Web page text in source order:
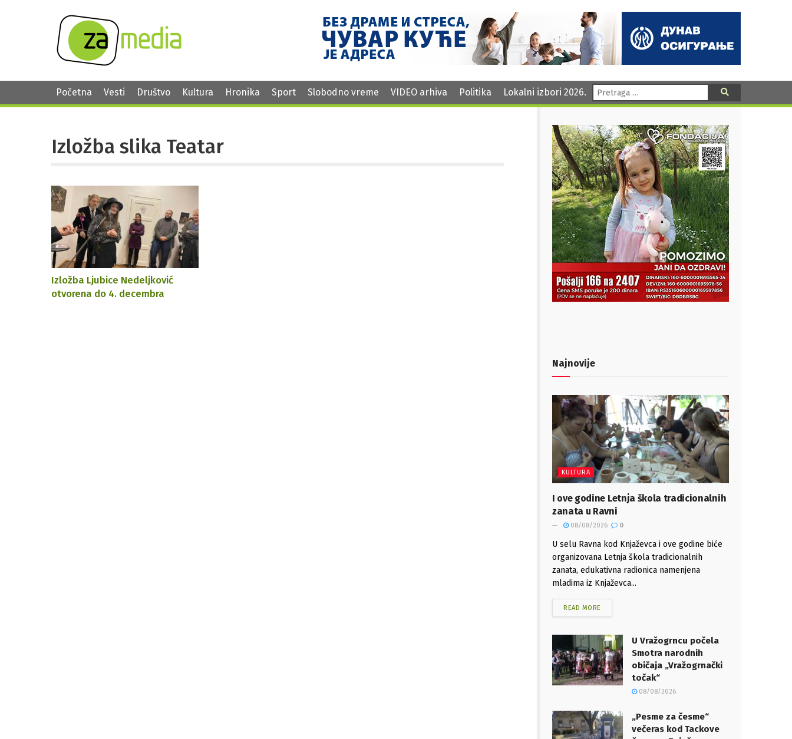
Početna Vesti Društvo Kultura Hronika Sport Slobodno vreme VIDEO arhiva Politika Lokalni izbori 2026. Pretraga:
Izložba slika Teatar
Izložba Ljubice Nedeljković
otvorena do 4. decembra
Najnovije
KULTURA
I ove godine Letnja škola tradicionalnih
zanata u Ravni
08/08/2026 0
U selu Ravna kod Knjaževca i ove godine biće
organizovana Letnja škola tradicionalnih
zanata, edukativna radionica namenjena
mladima iz Knjaževca...
READ MORE
U Vražogrncu počela
Smotra narodnih
običaja „Vražogrnački
točak“
08/08/2026
„Pesme za česme“
večeras kod Tackove